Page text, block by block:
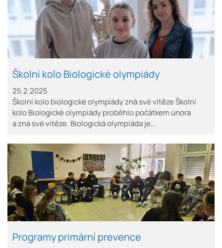
25.2.2025
Školní kolo Biologické olympiády
Školní kolo biologické olympiády zná své vítěze Školní
kolo Biologické olympiády proběhlo počátkem února
a zná své vítěze. Biologická olympiáda je…
Programy primární prevence